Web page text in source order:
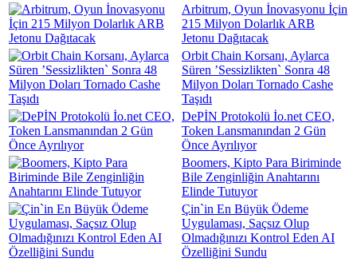
Arbitrum, Oyun İnovasyonu İçin
215 Milyon Dolarlık ARB
Jetonu Dağıtacak
Orbit Chain Korsanı, Aylarca
Süren ’Sessizlikten` Sonra 48
Milyon Doları Tornado Cashe
Taşıdı
DePİN Protokolü İo.net CEO,
Token Lansmanından 2 Gün
Önce Ayrılıyor
Boomers, Kipto Para Biriminde
Bile Zenginliğin Anahtarını
Elinde Tutuyor
Çin`in En Büyük Ödeme
Uygulaması, Saçsız Olup
Olmadığınızı Kontrol Eden AI
Özelliğini Sundu